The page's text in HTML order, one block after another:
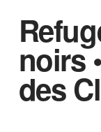
noirs
des